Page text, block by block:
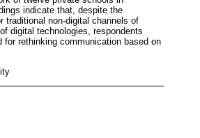
indicate that, despite the
traditional non-digital channels of
digital technologies, respondents
rethinking communication based on